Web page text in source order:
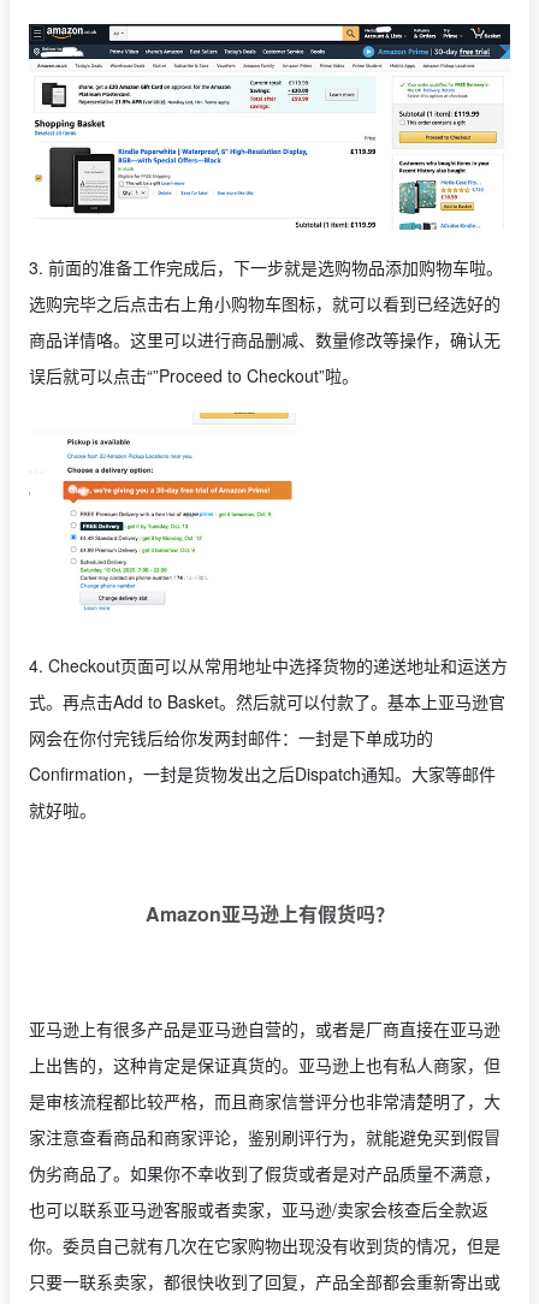
3. 前面的准备工作完成后，下一步就是选购物品添加购物车啦。
选购完毕之后点击右上角小购物车图标，就可以看到已经选好的
商品详情咯。这里可以进行商品删减、数量修改等操作，确认无
误后就可以点击“”Proceed to Checkout”啦。
4. Checkout页面可以从常用地址中选择货物的递送地址和运送方
式。再点击Add to Basket。然后就可以付款了。基本上亚马逊官
网会在你付完钱后给你发两封邮件：一封是下单成功的
Confirmation，一封是货物发出之后Dispatch通知。大家等邮件
就好啦。
Amazon亚马逊上有假货吗？
亚马逊上有很多产品是亚马逊自营的，或者是厂商直接在亚马逊
上出售的，这种肯定是保证真货的。亚马逊上也有私人商家，但
是审核流程都比较严格，而且商家信誉评分也非常清楚明了，大
家注意查看商品和商家评论，鉴别刷评行为，就能避免买到假冒
伪劣商品了。如果你不幸收到了假货或者是对产品质量不满意，
也可以联系亚马逊客服或者卖家，亚马逊/卖家会核查后全款返
你。委员自己就有几次在它家购物出现没有收到货的情况，但是
只要一联系卖家，都很快收到了回复，产品全部都会重新寄出或